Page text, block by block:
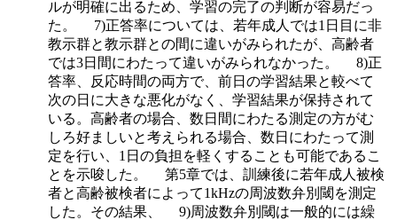
ルが明確に出るため、学習の完了の判断が容易だっ
た。 7)正答率については、若年成人では1日目に非
教示群と教示群との間に違いがみられたが、高齢者
では3日間にわたって違いがみられなかった。 8)正
答率、反応時間の両方で、前日の学習結果と較べて
次の日に大きな悪化がなく、学習結果が保持されて
いる。高齢者の場合、数日間にわたる測定の方がむ
しろ好ましいと考えられる場合、数日にわたって測
定を行い、1日の負担を軽くすることも可能であるこ
とを示唆した。 第5章では、訓練後に若年成人被検
者と高齢被検者によって1kHzの周波数弁別閾を測定
した。その結果、 9)周波数弁別閾は一般的には繰